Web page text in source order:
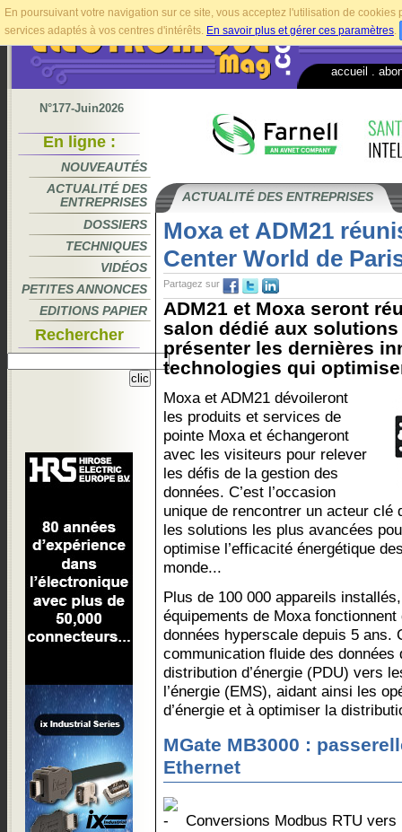
En poursuivant votre navigation sur ce site, vous acceptez l'utilisation de
services adaptés à vos centres d'intérêts. En savoir plus et gérer ces paramètres.
accueil
N°177-Juin2026
En ligne :
NOUVEAUTÉS
ACTUALITÉ DES
ENTREPRISES
DOSSIERS
TECHNIQUES
VIDÉOS
PETITES ANNONCES
EDITIONS PAPIER
Rechercher
ACTUALITÉ DES ENTREPRISES
Moxa et ADM21
Center World de
Partagez sur
ADM21 et Moxa seront
salon dédié aux
présenter les dernières
technologies qui
Moxa et ADM21 dévoileront
les produits et services de
pointe Moxa et échangeront
avec les visiteurs pour relever
les défis de la gestion des
données. C’est l’occasion
unique de rencontrer un acteur clé
les solutions les plus avancées
optimise l’efficacité énergétique
monde...
Plus de 100 000 appareils
équipements de Moxa
données hyperscale depuis 5 ans.
communication fluide des données
distribution d’énergie (PDU) vers
l’énergie (EMS), aidant ainsi les
d’énergie et à optimiser la
MGate MB3000 :
Ethernet
Conversions Modbus RTU vers